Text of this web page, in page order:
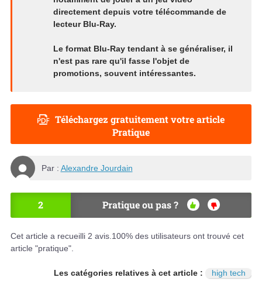
directement depuis votre télécommande de
lecteur Blu-Ray.
Le format Blu-Ray tendant à se généraliser, il
n'est pas rare qu'il fasse l'objet de
promotions, souvent intéressantes.
Téléchargez gratuitement votre article
Pratique
Par : Alexandre Jourdain
2 Pratique ou pas ?
OU
NO
N
Cet article a recueilli 2 avis. 100% des utilisateurs ont trouvé cet
article "pratique".
Les catégories relatives à cet article : high tech